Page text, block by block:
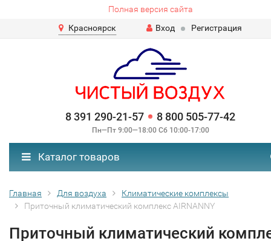
Полная версия сайта
Красноярск
Вход Регистрация
8 391 290-21-57 8 800 505-77-42
Пн—Пт 9:00—18:00 Сб 10:00-17:00
Каталог товаров
Главная Для воздуха
Климатические комплексы
Приточный климатический комплекс AIRNANNY
Приточный климатический